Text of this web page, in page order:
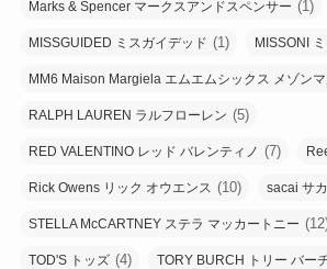
Marks & Spencer マークスアンドスペンサー (1)
MISSGUIDED ミスガイデッド (1) MISSONI
MM6 Maison Margiela エムエムシックス メゾン
RALPH LAUREN ラルフローレン (5)
RED VALENTINO レッド バレンティノ (7)
Rick Owens リック オウエンス (10) sacai サ
STELLA McCARTNEY ステラ マッカートニー
TOD'S トッズ (4) TORY BURCH トリー バー